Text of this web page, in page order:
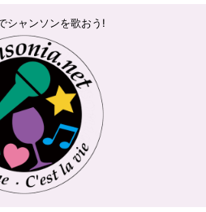
シャンソンを歌おう!